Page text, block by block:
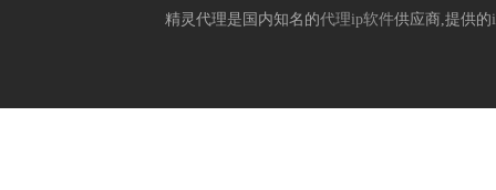
精灵代理是国内知名的代理ip软件供应商,提供的